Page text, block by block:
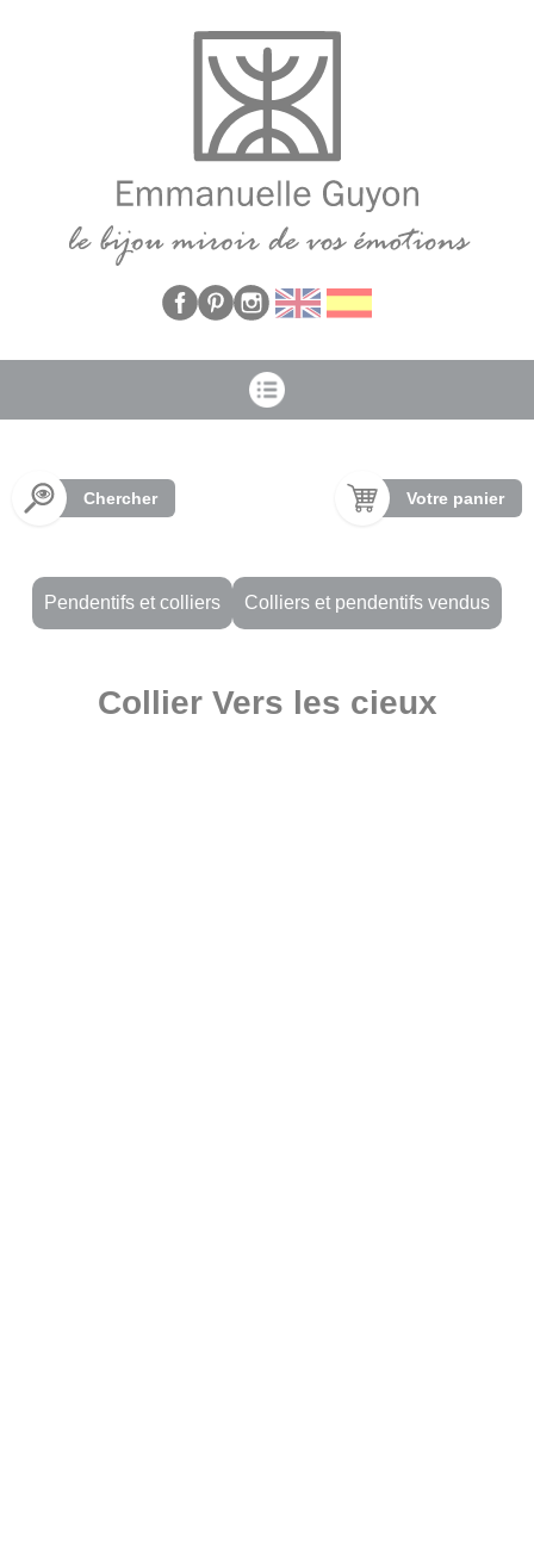
Chercher Votre panier
Pendentifs et colliers Colliers et pendentifs vendus
Collier Vers les cieux